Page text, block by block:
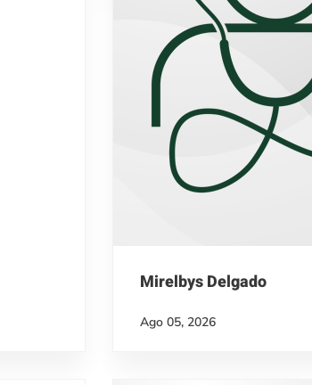
Mirelbys Delgado
Ago 05, 2026